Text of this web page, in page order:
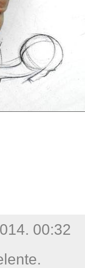
00:32